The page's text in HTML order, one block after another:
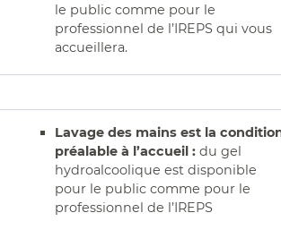
le public comme pour le
professionnel de l’IREPS qui vous
accueillera.
Lavage des mains est la
préalable à l’accueil : du gel
hydroalcoolique est disponible
pour le public comme pour le
professionnel de l’IREPS